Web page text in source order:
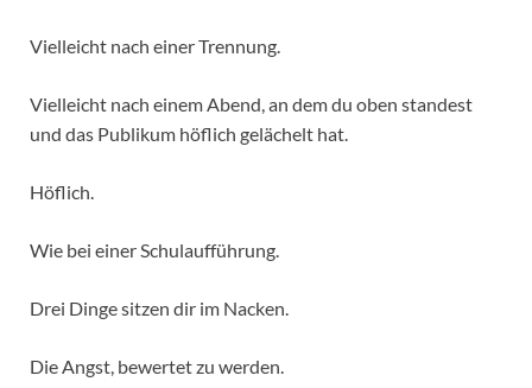
Vielleicht nach einer Trennung.
Vielleicht nach einem Abend, an dem du oben standest
und das Publikum höflich gelächelt hat.
Höflich.
Wie bei einer Schulaufführung.
Drei Dinge sitzen dir im Nacken.
Die Angst, bewertet zu werden.